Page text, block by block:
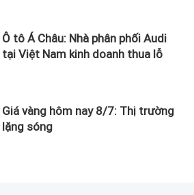
Ô tô Á Châu: Nhà phân phối Audi
tại Việt Nam kinh doanh thua lỗ
Giá vàng hôm nay 8/7: Thị trường
lặng sóng